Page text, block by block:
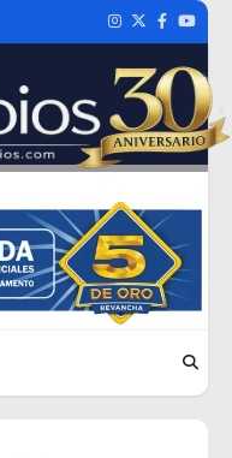
Instagram
TwitterFacebook